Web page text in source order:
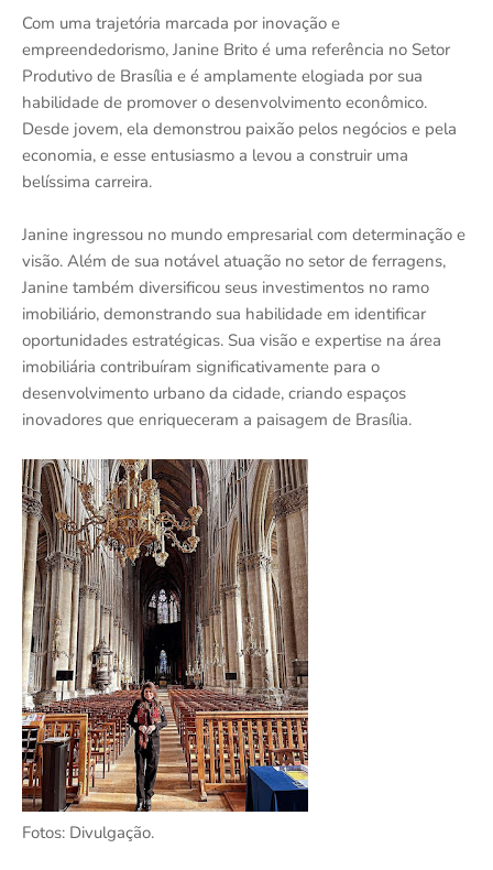
Com uma trajetória marcada por inovação e
empreendedorismo, Janine Brito é uma referência no Setor
Produtivo de Brasília e é amplamente elogiada por sua
habilidade de promover o desenvolvimento econômico.
Desde jovem, ela demonstrou paixão pelos negócios e pela
economia, e esse entusiasmo a levou a construir uma
belíssima carreira.
Janine ingressou no mundo empresarial com determinação e
visão. Além de sua notável atuação no setor de ferragens,
Janine também diversificou seus investimentos no ramo
imobiliário, demonstrando sua habilidade em identificar
oportunidades estratégicas. Sua visão e expertise na área
imobiliária contribuíram significativamente para o
desenvolvimento urbano da cidade, criando espaços
inovadores que enriqueceram a paisagem de Brasília.
Fotos: Divulgação.